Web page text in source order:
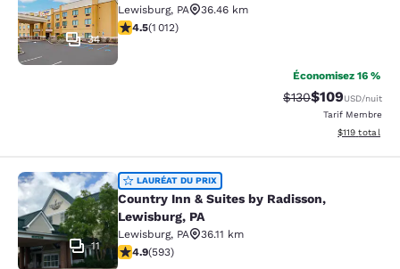
34
Lewisburg, PA
36.46 km
4.45 étoiles. Excellent. 1012 commentaires
4.5(1 012)
Économisez 16 %
Tarif barré :
$130Tarif réduit :
$109USD/nuit
Tarif Membre
Afficher les
$119 total
Country Inn & Suites by Radisson,
11
LAURÉAT DU PRIX
Country Inn & Suites by Radisson,
Lewisburg, PA
Lewisburg, PA
36.11 km
4.94 étoiles. Exceptionnel. 593 commentaires
4.9(593)